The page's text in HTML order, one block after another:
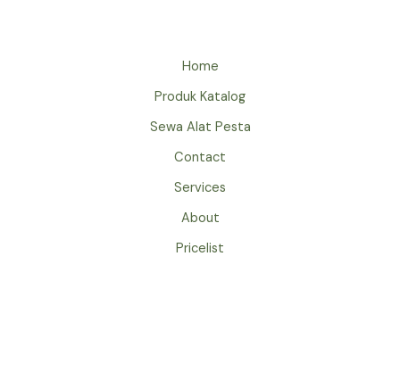
Home
Produk Katalog
Sewa Alat Pesta
Contact
Services
About
Pricelist